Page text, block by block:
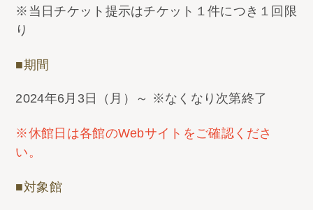
※当日チケット提示はチケット１件につき１回限
り
■期間
2024年6月3日（月）～ ※なくなり次第終了
※休館日は各館のWebサイトをご確認くださ
い。
■対象館